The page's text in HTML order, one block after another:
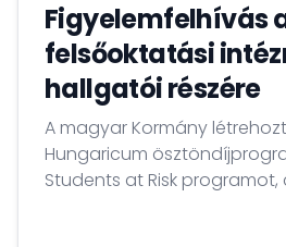
Figyelemfelhívás
felsőoktatási
hallgatói részére
A magyar Kormány
Hungaricum
Students at Risk programot,
hogy a háború